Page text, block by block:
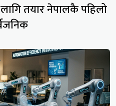
लागि तयार नेपालकै पहिलो